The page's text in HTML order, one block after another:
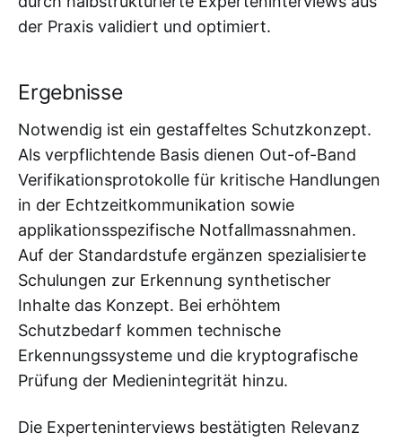
der Praxis validiert und optimiert.
Ergebnisse
Notwendig ist ein gestaffeltes Schutzkonzept.
Als verpflichtende Basis dienen Out-of-Band
Verifikationsprotokolle für kritische Handlungen
in der Echtzeitkommunikation sowie
applikationsspezifische Notfallmassnahmen.
Auf der Standardstufe ergänzen spezialisierte
Schulungen zur Erkennung synthetischer
Inhalte das Konzept. Bei erhöhtem
Schutzbedarf kommen technische
Erkennungssysteme und die kryptografische
Prüfung der Medienintegrität hinzu.
Die Experteninterviews bestätigten Relevanz